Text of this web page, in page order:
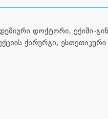
დოქტორი, ექიმი-
ქირურგი,